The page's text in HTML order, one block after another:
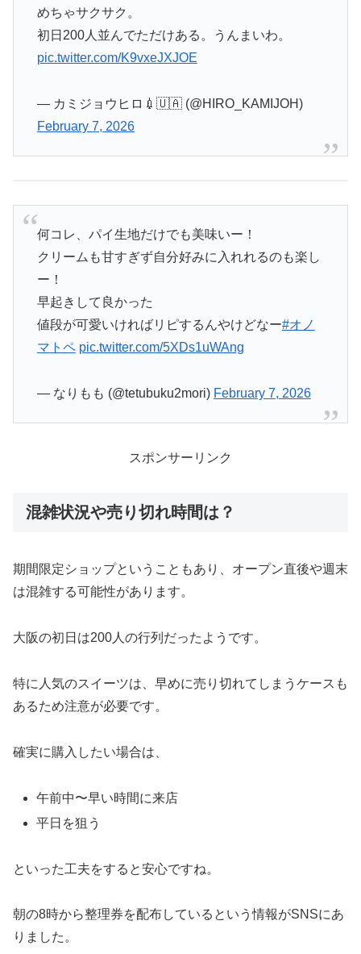
めちゃサクサク。
初日200人並んでただけある。うんまいわ。
pic.twitter.com/K9vxeJXJOE
— カミジョウヒロ💉🇺🇦 (@HIRO_KAMIJOH)
February 7, 2026
何コレ、パイ生地だけでも美味いー！
クリームも甘すぎず自分好みに入れれるのも楽し
ー！
早起きして良かった
値段が可愛いければリピするんやけどなー#オノ
マトペ pic.twitter.com/5XDs1uWAng
— なりもも (@tetubuku2mori) February 7, 2026
スポンサーリンク
混雑状況や売り切れ時間は？
期間限定ショップということもあり、オープン直後や週末
は混雑する可能性があります。
大阪の初日は200人の行列だったようです。
特に人気のスイーツは、早めに売り切れてしまうケースも
あるため注意が必要です。
確実に購入したい場合は、
午前中〜早い時間に来店
平日を狙う
といった工夫をすると安心ですね。
朝の8時から整理券を配布しているという情報がSNSにあ
りました。